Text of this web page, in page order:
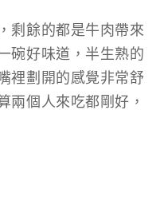
剩餘的都是牛肉帶來
碗好味道，半生熟的
裡劃開的感覺非常舒
兩個人來吃都剛好，